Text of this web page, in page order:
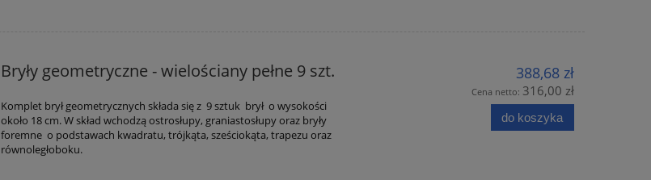
Bryły geometryczne - wielościany pełne 9 szt.
Komplet brył geometrycznych składa się z 9 sztuk brył o wysokości
około 18 cm. W skład wchodzą ostrosłupy, graniastosłupy oraz bryły
foremne o podstawach kwadratu, trójkąta, sześciokąta, trapezu oraz
równoległoboku.
388,68 zł
Cena netto: 316,00 zł
do koszyka